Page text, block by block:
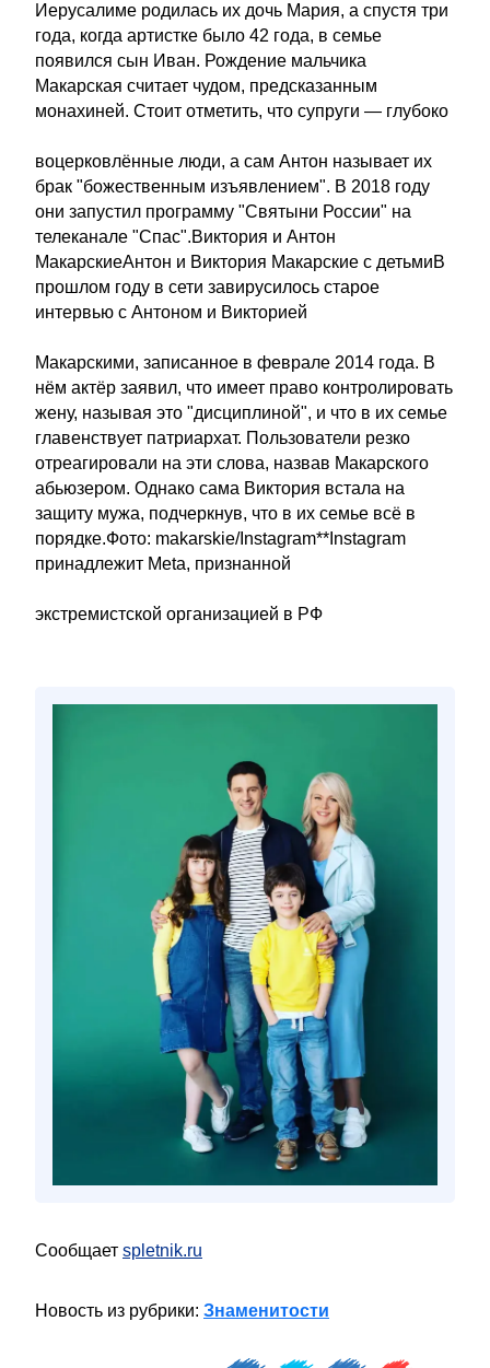
Иерусалиме родилась их дочь Мария, а спустя три
года, когда артистке было 42 года, в семье
появился сын Иван. Рождение мальчика
Макарская считает чудом, предсказанным
монахиней. Стоит отметить, что супруги — глубоко
воцерковлённые люди, а сам Антон называет их
брак "божественным изъявлением". В 2018 году
они запустил программу "Святыни России" на
телеканале "Спас".Виктория и Антон
МакарскиеАнтон и Виктория Макарские с детьмиВ
прошлом году в сети завирусилось старое
интервью с Антоном и Викторией
Макарскими, записанное в феврале 2014 года. В
нём актёр заявил, что имеет право контролировать
жену, называя это "дисциплиной", и что в их семье
главенствует патриархат. Пользователи резко
отреагировали на эти слова, назвав Макарского
абьюзером. Однако сама Виктория встала на
защиту мужа, подчеркнув, что в их семье всё в
порядке.Фото: makarskie/Instagram**Instagram
принадлежит Meta, признанной
экстремистской организацией в РФ
Сообщает spletnik.ru
Новость из рубрики: Знаменитости